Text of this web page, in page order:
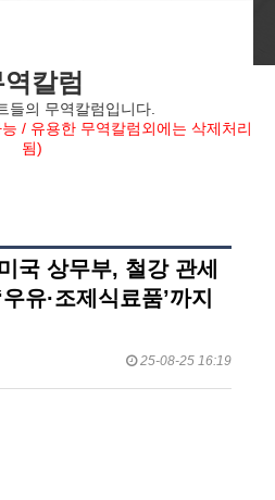
칼럼
들의 무역칼럼입니다.
/ 유용한 무역칼럼외에는 삭제처리
됨)
국 상무부, 철강 관세
유·조제식료품’까지
25-08-25 16:19